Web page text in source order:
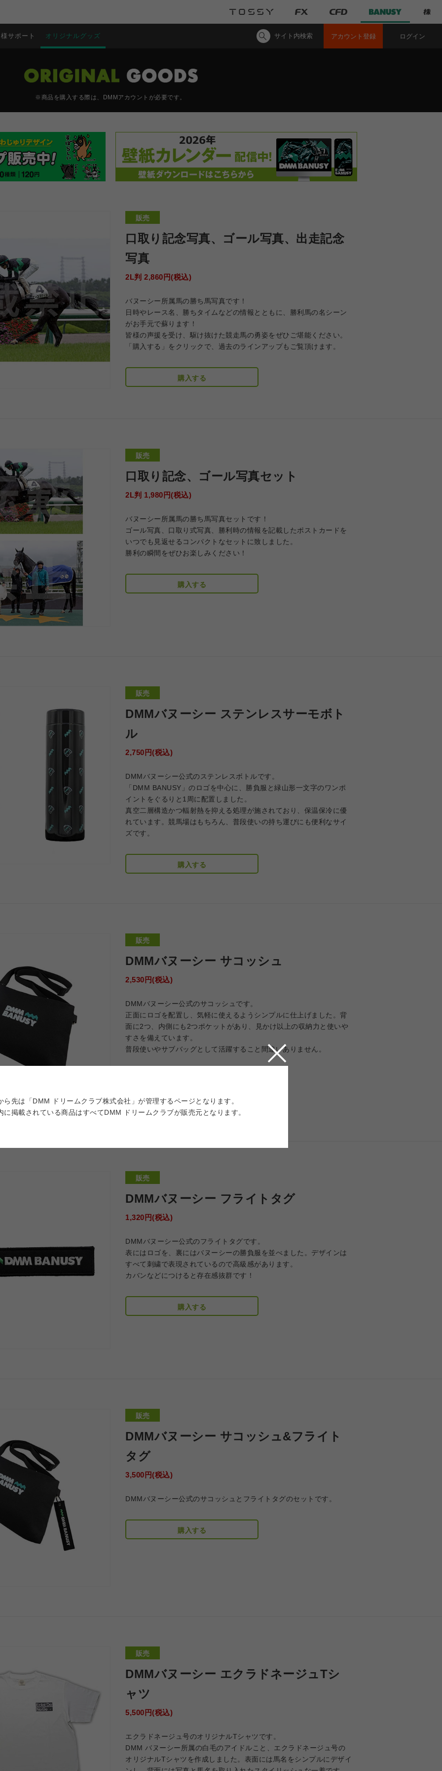
サポート オリジナルグッズ サイト内検索 アカウント登録 ログイン
※商品を購入する際は、DMMアカウントが必要です。
販売
口取り記念写真、ゴール写真、出走記念
写真
2L判 2,860円(税込)
バヌーシー所属馬の勝ち馬写真です！
日時やレース名、勝ちタイムなどの情報とともに、勝利馬の名シーン
がお手元で蘇ります！
皆様の声援を受け、駆け抜けた競走馬の勇姿をぜひご堪能ください。
「購入する」をクリックで、過去のラインアップもご覧頂けます。
購入する
販売
口取り記念、ゴール写真セット
2L判 1,980円(税込)
バヌーシー所属馬の勝ち馬写真セットです！
ゴール写真、口取り式写真、勝利時の情報を記載したポストカードを
いつでも見返せるコンパクトなセットに致しました。
勝利の瞬間をぜひお楽しみください！
購入する
販売
DMMバヌーシー ステンレスサーモボト
ル
2,750円(税込)
DMMバヌーシー公式のステンレスボトルです。
「DMM BANUSY」のロゴを中心に、勝負服と緑山形一文字のワンポ
イントをぐるりと1周に配置しました。
真空二層構造かつ輻射熱を抑える処理が施されており、保温保冷に優
れています。競馬場はもちろん、普段使いの持ち運びにも便利なサイ
ズです。
購入する
販売
DMMバヌーシー サコッシュ
2,530円(税込)
DMMバヌーシー公式のサコッシュです。
正面にロゴを配置し、気軽に使えるようシンプルに仕上げました。背
面に2つ、内側にも2つポケットがあり、見かけ以上の収納力と使いや
すさを備えています。
普段使いやサブバッグとして活躍すること間違いありません。
販売
DMMバヌーシー フライトタグ
1,320円(税込)
DMMバヌーシー公式のフライトタグです。
表にはロゴを、裏にはバヌーシーの勝負服を並べました。デザインは
すべて刺繍で表現されているので高級感があります。
カバンなどにつけると存在感抜群です！
購入する
販売
DMMバヌーシー サコッシュ&フライト
タグ
3,500円(税込)
DMMバヌーシー公式のサコッシュとフライトタグのセットです。
購入する
販売
DMMバヌーシー エクラドネージュTシ
ャツ
5,500円(税込)
エクラドネージュ号のオリジナルTシャツです。
DMM バヌーシー所属の白毛のアイドルこと、エクラドネージュ号の
オリジナルTシャツを作成しました。表面には馬名をシンプルにデザイ
ら先は「DMM ドリームクラブ株式会社」が管理するページとなります。
に掲載されている商品はすべてDMM ドリームクラブが販売元となります。